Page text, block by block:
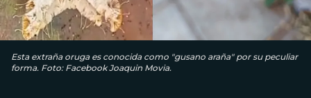
Esta extraña oruga es conocida como "gusano araña" por su peculiar
forma. Foto: Facebook Joaquin Movia.